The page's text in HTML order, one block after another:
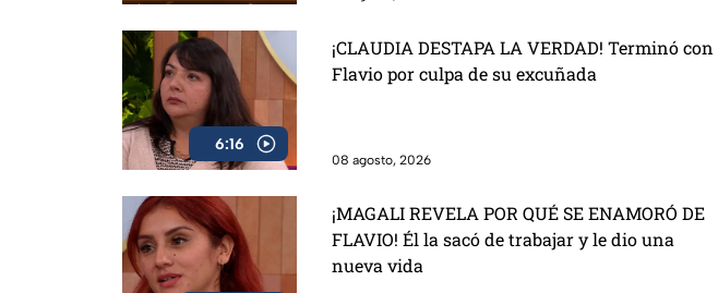
6:16
¡CLAUDIA DESTAPA LA VERDAD! Terminó con
Flavio por culpa de su excuñada
08 agosto, 2026
¡MAGALI REVELA POR QUÉ SE ENAMORÓ DE
FLAVIO! Él la sacó de trabajar y le dio una
nueva vida